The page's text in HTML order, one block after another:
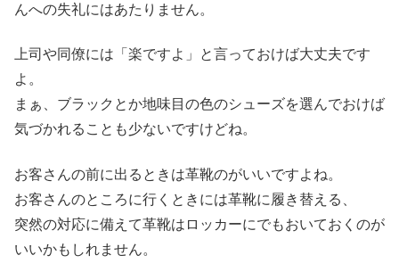
んへの失礼にはあたりません。
上司や同僚には「楽ですよ」と言っておけば大丈夫です
よ。
まぁ、ブラックとか地味目の色のシューズを選んでおけば
気づかれることも少ないですけどね。
お客さんの前に出るときは革靴のがいいですよね。
お客さんのところに行くときには革靴に履き替える、
突然の対応に備えて革靴はロッカーにでもおいておくのが
いいかもしれません。